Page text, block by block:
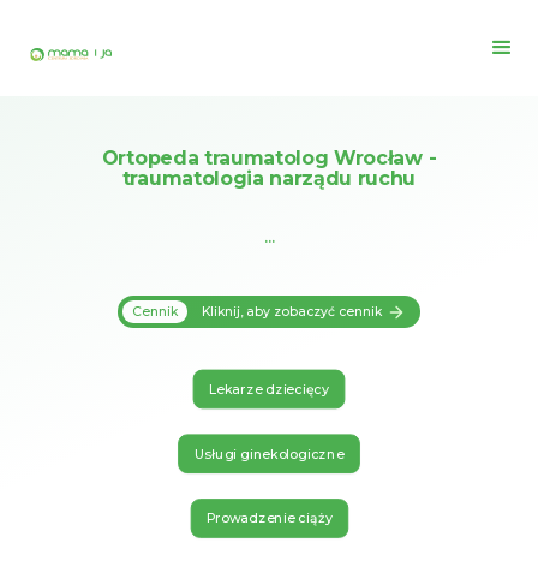
Ortopeda traumatolog Wrocław -
traumatologia narządu ruchu
...
Cennik Kliknij, aby zobaczyć cennik
Lekarze dziecięcy
Usługi ginekologiczne
Prowadzenie ciąży